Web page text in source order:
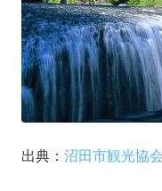
出典： 沼田市観光協会